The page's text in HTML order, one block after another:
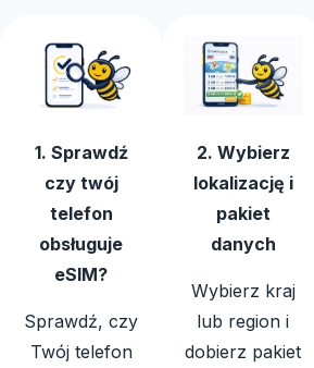
1. Sprawdź
czy twój
telefon
obsługuje
eSIM?
Sprawdź, czy
Twój telefon
2. Wybierz
lokalizację i
pakiet
danych
Wybierz kraj
lub region i
dobierz pakiet